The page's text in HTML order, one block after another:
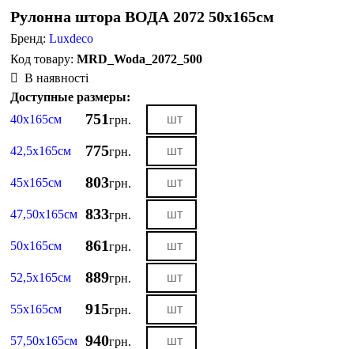
Рулонна штора ВОДА 2072 50х165см
Бренд:Luxdeco
MRD_Woda_2072_500
В наявності
Доступные размеры:
40х165см
751грн.
42,5х165см 775грн.
45х165см 803грн.
47,50х165см 833грн.
50х165см 861грн.
52,5х165см 889грн.
55х165см 915грн.
57,50х165см 940грн.